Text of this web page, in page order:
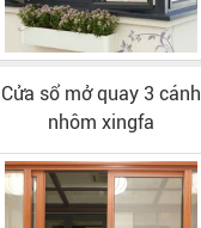
Cửa sổ mở quay 3 cánh
nhôm xingfa